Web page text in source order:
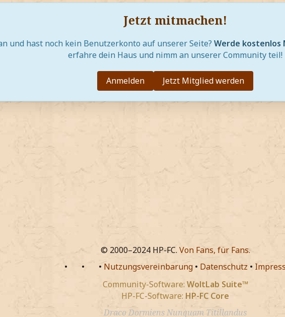
Jetzt mitmachen!
und hast noch kein Benutzerkonto auf unserer Seite? Werde kostenlos
erfahre dein Haus und nimm an unserer Community teil!
Jetzt Mitglied werden
Anmelden
© 2000–2024 HP-FC. Von Fans, für Fans.
•
• • Nutzungsvereinbarung • Datenschutz •
Community-Software: WoltLab Suite™
HP-FC-Software: HP-FC Core
Draco Dormiens Nunquam Titillandus